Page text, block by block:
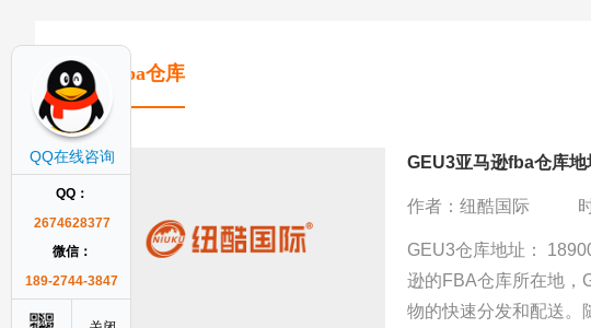
美国fba仓库
GEU3亚马逊fba仓库地
作者：纽酷国际
GEU3仓库地址： 18900 W McDowell Rd, Buckeye, AZ 85396 ，作为亚马
逊的FBA仓库所在地，
物的快速分发和配送。
QQ在线咨询
QQ：
2674628377
微信：
189-2744-3847